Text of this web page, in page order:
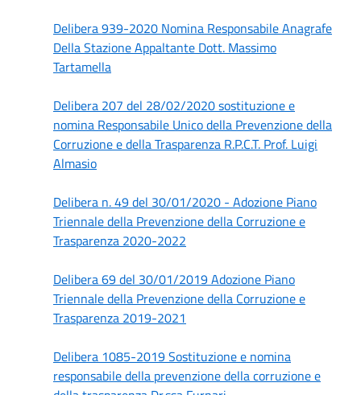
Delibera 939-2020 Nomina Responsabile Anagrafe
Della Stazione Appaltante Dott. Massimo
Tartamella
Delibera 207 del 28/02/2020 sostituzione e
nomina Responsabile Unico della Prevenzione della
Corruzione e della Trasparenza R.P.C.T. Prof. Luigi
Almasio
Delibera n. 49 del 30/01/2020 - Adozione Piano
Triennale della Prevenzione della Corruzione e
Trasparenza 2020-2022
Delibera 69 del 30/01/2019 Adozione Piano
Triennale della Prevenzione della Corruzione e
Trasparenza 2019-2021
Delibera 1085-2019 Sostituzione e nomina
responsabile della prevenzione della corruzione e